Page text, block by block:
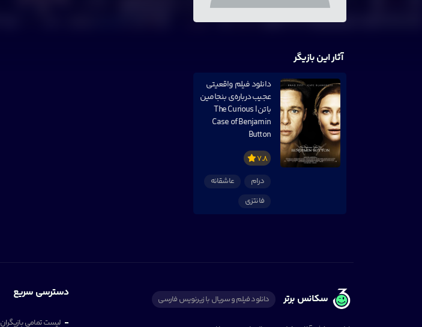
آثار این بازیگر
دانلود فیلم واقعیتی
عجیب درباره‌ی بنجامین
باتن | The Curious
Case of Benjamin
Button
7.8
درام
عاشقانه
فانتزی
سکانس برتر دانلود فیلم و سریال با زیرنویس فارسی دسترسی سریع
لیست تمامی بازیگران